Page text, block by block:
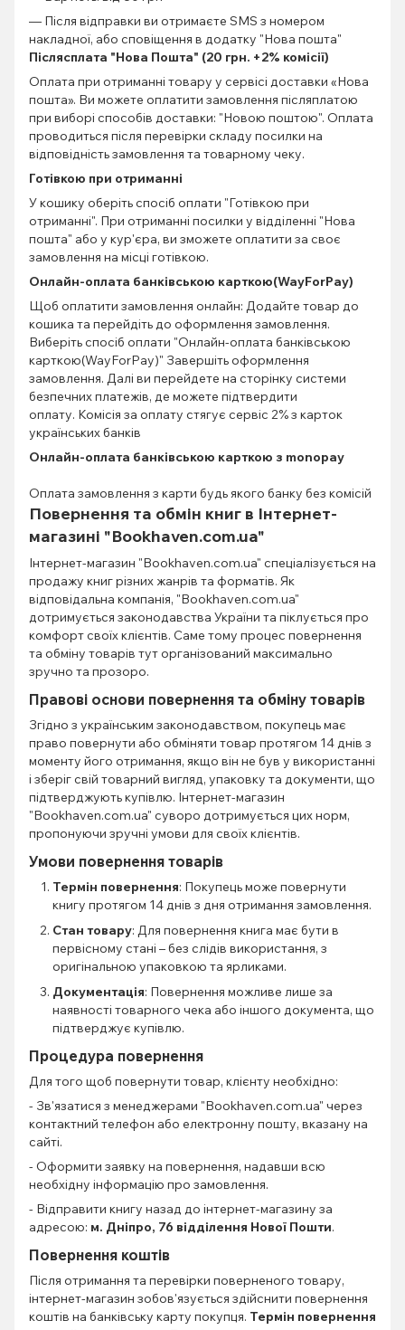
— Після відправки ви отримаєте SMS з номером
накладної, або сповіщення в додатку "Нова пошта"
Післясплата "Нова Пошта" (20 грн. +2% комісії)
Оплата при отриманні товару у сервісі доставки «Нова
пошта». Ви можете оплатити замовлення післяплатою
при виборі способів доставки: "Новою поштою". Оплата
проводиться після перевірки складу посилки на
відповідність замовлення та товарному чеку.
Готівкою при отриманні
У кошику оберіть спосіб оплати "Готівкою при
отриманні". При отриманні посилки у відділенні "Нова
пошта" або у кур'єра, ви зможете оплатити за своє
замовлення на місці готівкою.
Онлайн-оплата банківською карткою(WayForPay)
Щоб оплатити замовлення онлайн: Додайте товар до
кошика та перейдіть до оформлення замовлення.
Виберіть спосіб оплати "Онлайн-оплата банківською
карткою(WayForPay)" Завершіть оформлення
замовлення. Далі ви перейдете на сторінку системи
безпечних платежів, де можете підтвердити
оплату. Комісія за оплату стягує сервіс 2% з карток
українських банків
Онлайн-оплата банківською карткою з monopay
Оплата замовлення з карти будь якого банку без комісій
Повернення та обмін книг в Інтернет-
магазині "Bookhaven.com.ua"
Інтернет-магазин "Bookhaven.com.ua" спеціалізується на
продажу книг різних жанрів та форматів. Як
відповідальна компанія, "Bookhaven.com.ua"
дотримується законодавства України та піклується про
комфорт своїх клієнтів. Саме тому процес повернення
та обміну товарів тут організований максимально
зручно та прозоро.
Правові основи повернення та обміну товарів
Згідно з українським законодавством, покупець має
право повернути або обміняти товар протягом 14 днів з
моменту його отримання, якщо він не був у використанні
і зберіг свій товарний вигляд, упаковку та документи, що
підтверджують купівлю. Інтернет-магазин
"Bookhaven.com.ua" суворо дотримується цих норм,
пропонуючи зручні умови для своїх клієнтів.
Умови повернення товарів
Термін повернення: Покупець може повернути
книгу протягом 14 днів з дня отримання замовлення.
Стан товару: Для повернення книга має бути в
первісному стані – без слідів використання, з
оригінальною упаковкою та ярликами.
Документація: Повернення можливе лише за
наявності товарного чека або іншого документа, що
підтверджує купівлю.
Процедура повернення
Для того щоб повернути товар, клієнту необхідно:
- Зв'язатися з менеджерами "Bookhaven.com.ua" через
контактний телефон або електронну пошту, вказану на
сайті.
- Оформити заявку на повернення, надавши всю
необхідну інформацію про замовлення.
- Відправити книгу назад до інтернет-магазину за
адресою: м. Дніпро, 76 відділення Нової Пошти.
Повернення коштів
Після отримання та перевірки поверненого товару,
інтернет-магазин зобов'язується здійснити повернення
коштів на банківську карту покупця. Термін повернення